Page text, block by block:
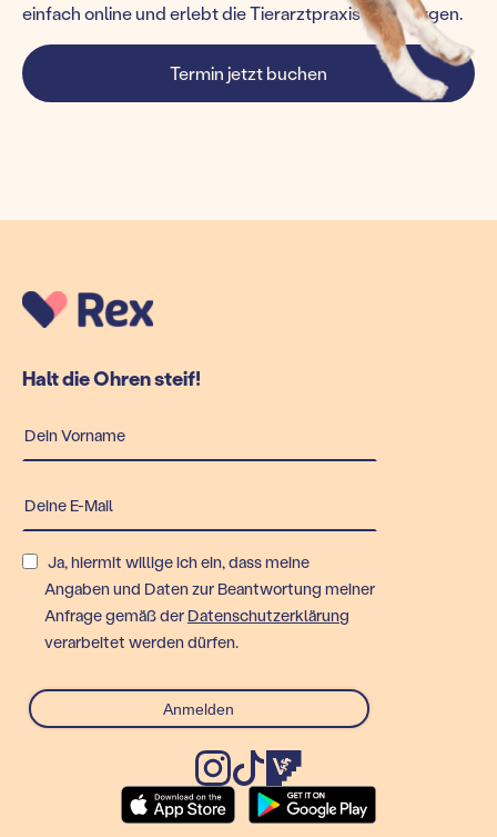
einfach online und erlebt die Tierarztpraxis von morgen.
Termin jetzt buchen
Halt die Ohren steif!
Ja, hiermit willige ich ein, dass meine
Angaben und Daten zur Beantwortung meiner
Anfrage gemäß der Datenschutzerklärung
verarbeitet werden dürfen.